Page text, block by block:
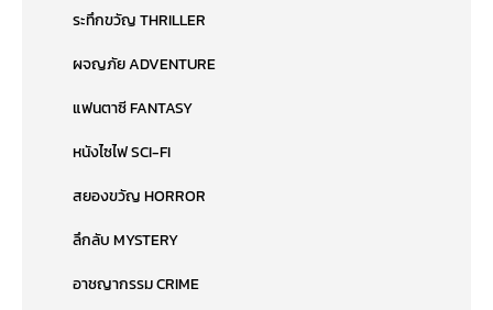
ระทึกขวัญ THRILLER
ผจญภัย ADVENTURE
แฟนตาซี FANTASY
หนังไซไฟ SCI-FI
สยองขวัญ HORROR
ลึกลับ MYSTERY
อาชญากรรม CRIME